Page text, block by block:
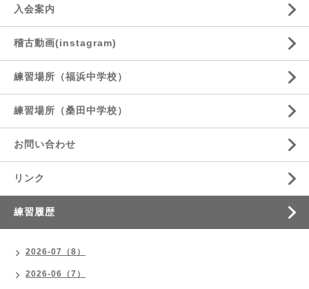
入会案内
稽古動画(instagram)
練習場所（福浜中学校）
練習場所（桑田中学校）
お問い合わせ
リンク
練習履歴
2026-07（8）
2026-06（7）